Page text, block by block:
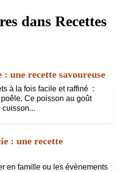
dans Recettes
une recette savoureuse
à la fois facile et raffiné :
Ce poisson au goût
: une recette
en famille ou les évènements